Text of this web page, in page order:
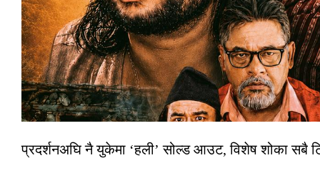
प्रदर्शनअघि नै युकेमा ‘हली’ सोल्ड आउट, विशेष शोका सबै